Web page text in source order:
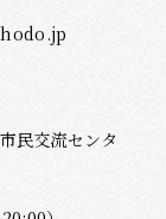
民交流センタ